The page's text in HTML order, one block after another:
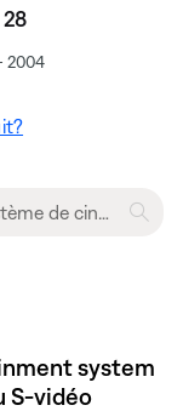
28
2004
system
S-vidéo